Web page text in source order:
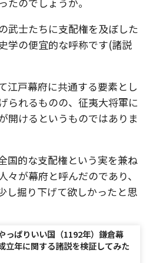
武士たちに支配権を及ぼした
学の便宜的な呼称です(諸説
江戸幕府に共通する要素とし
られるものの、征夷大将軍に
開けるというものではありま
国的な支配権という実を兼ね
が幕府と呼んだのであり、
し掘り下げて欲しかったと思
っぱりいい国（1192年）鎌倉幕
立年に関する諸説を検証してみた